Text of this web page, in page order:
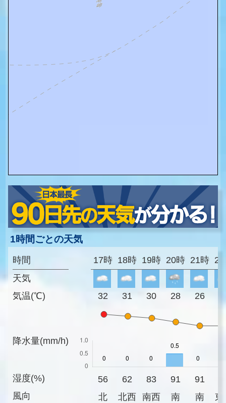
1時間ごとの天気
時間
天気
気温(℃)
降水量(mm/h)
湿度(%)
風向
17時 18時 19時 20時 21時
32 31 30 28 26
56 62 83 91 91
北
北西 南西 南 南 東